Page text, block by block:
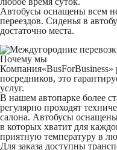
Автобусы оснащены всем
переездов. Сиденья в
достаточно места.
Почему мы
Компания«BusForBusiness»
посредников, это
услуг.
В нашем автопарке более
регулярно проходят
салона. Автобусы
в которых хватит для
приятную температуру в
Для заказа доступны